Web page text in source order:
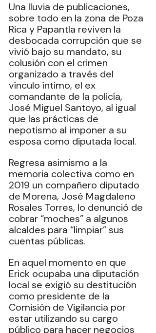
Una lluvia de publicaciones,
sobre todo en la zona de Poza
Rica y Papantla reviven la
desbocada corrupción que se
vivió bajo su mandato, su
colusión con el crimen
organizado a través del
vínculo íntimo, el ex
comandante de la policía,
José Miguel Santoyo, al igual
que las prácticas de
nepotismo al imponer a su
esposa como diputada local.
Regresa asimismo a la
memoria colectiva como en
2019 un compañero diputado
de Morena, José Magdaleno
Rosales Torres, lo denunció de
cobrar “moches” a algunos
alcaldes para “limpiar” sus
cuentas públicas.
En aquel momento en que
Erick ocupaba una diputación
local se exigió su destitución
como presidente de la
Comisión de Vigilancia por
estar utilizando su cargo
público para hacer negocios